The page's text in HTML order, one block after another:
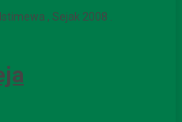
, Sejak 2008 .